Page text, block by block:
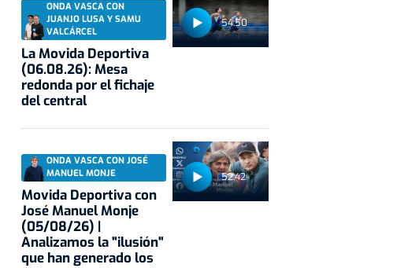
54:50
ONDA VASCA CON
JUANJO LUSA Y SAMU
VALCÁRCEL
La Movida Deportiva
(06.08.26): Mesa
redonda por el fichaje
del central
52:42
ONDA VASCA CON JOSÉ
MANUEL MONJE
Movida Deportiva con
José Manuel Monje
(05/08/26) |
Analizamos la "ilusión"
que han generado los